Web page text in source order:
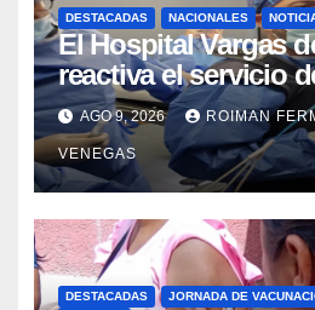
DESTACADAS NACIONALES
El Hospital Vargas
reactiva el servicio
Retrógrada
beneficiar a cientos
AGO 9, 2026 ROIMAN
VENEGAS
DESTACADAS JORNADA DE